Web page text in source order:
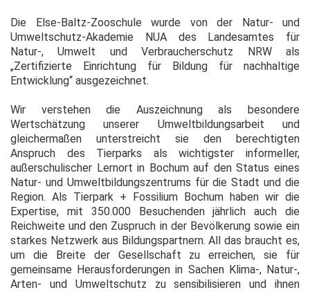
Die Else-Baltz-Zooschule wurde von der Natur- und
Umweltschutz-Akademie NUA des Landesamtes für
Natur-, Umwelt und Verbraucherschutz NRW als
„Zertifizierte Einrichtung für Bildung für nachhaltige
Entwicklung“ ausgezeichnet.
Wir verstehen die Auszeichnung als besondere
Wertschätzung unserer Umweltbildungsarbeit und
gleichermaßen unterstreicht sie den berechtigten
Anspruch des Tierparks als wichtigster informeller,
außerschulischer Lernort in Bochum auf den Status eines
Natur- und Umweltbildungszentrums für die Stadt und die
Region. Als Tierpark + Fossilium Bochum haben wir die
Expertise, mit 350.000 Besuchenden jährlich auch die
Reichweite und den Zuspruch in der Bevölkerung sowie ein
starkes Netzwerk aus Bildungspartnern. All das braucht es,
um die Breite der Gesellschaft zu erreichen, sie für
gemeinsame Herausforderungen in Sachen Klima-, Natur-,
Arten- und Umweltschutz zu sensibilisieren und ihnen